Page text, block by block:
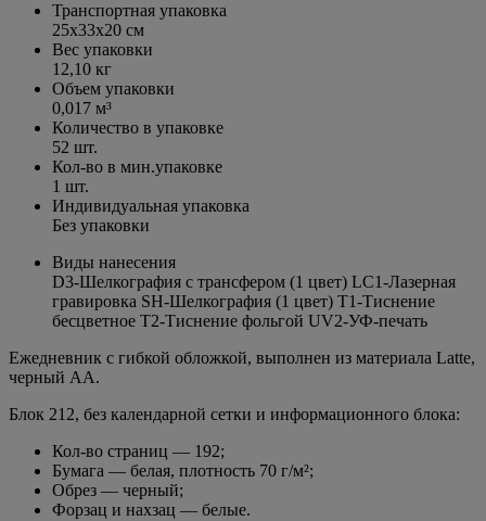
Транспортная упаковка
25x33x20 см
Вес упаковки
12,10 кг
Объем упаковки
0,017 м³
Количество в упаковке
52 шт.
Кол-во в мин.упаковке
1 шт.
Индивидуальная упаковка
Без упаковки
Виды нанесения
D3-Шелкография с трансфером (1 цвет) LC1-Лазерная
гравировка SH-Шелкография (1 цвет) T1-Тиснение
бесцветное T2-Тиснение фольгой UV2-УФ-печать
Ежедневник с гибкой обложкой, выполнен из материала Latte,
черный АА.
Блок 212, без календарной сетки и информационного блока:
Кол-во страниц — 192;
Бумага — белая, плотность 70 г/м²;
Обрез — черный;
Форзац и нахзац — белые.